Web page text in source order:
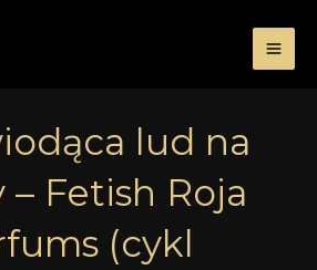
lud na
Fetish Roja
(cykl